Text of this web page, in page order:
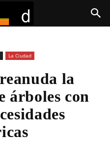
La Ciudad
la
árboles con